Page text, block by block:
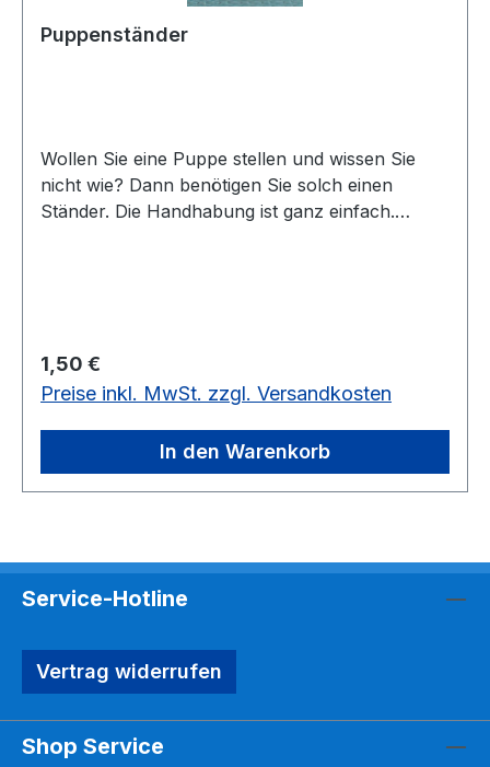
Puppenständer
Wollen Sie eine Puppe stellen und wissen Sie
nicht wie? Dann benötigen Sie solch einen
Ständer. Die Handhabung ist ganz einfach.
Regulärer Preis:
1,50 €
Preise inkl. MwSt. zzgl. Versandkosten
In den Warenkorb
Service-Hotline
Vertrag widerrufen
Shop Service